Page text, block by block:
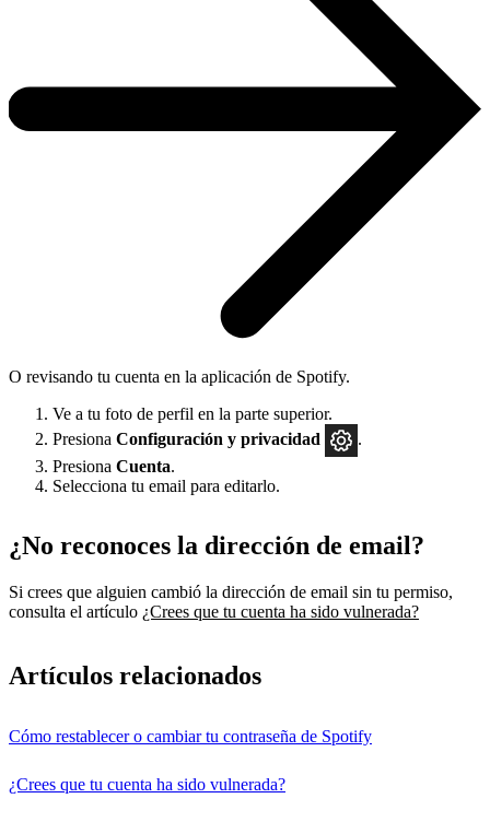
O revisando tu cuenta en la aplicación de Spotify.
Ve a tu foto de perfil en la parte superior.
Presiona Configuración y privacidad
.
Presiona Cuenta.
Selecciona tu email para editarlo.
¿No reconoces la dirección de email?
Si crees que alguien cambió la dirección de email sin tu permiso,
consulta el artículo ¿Crees que tu cuenta ha sido vulnerada?
Artículos relacionados
Cómo restablecer o cambiar tu contraseña de Spotify
¿Crees que tu cuenta ha sido vulnerada?